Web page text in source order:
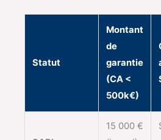
Statut
Montant
de
garantie
(CA <
500k€)
15 000 €